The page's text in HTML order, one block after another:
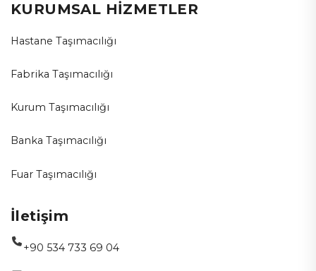
KURUMSAL HİZMETLER
Hastane Taşımacılığı
Fabrika Taşımacılığı
Kurum Taşımacılığı
Banka Taşımacılığı
Fuar Taşımacılığı
İletişim
+90 534 733 69 04